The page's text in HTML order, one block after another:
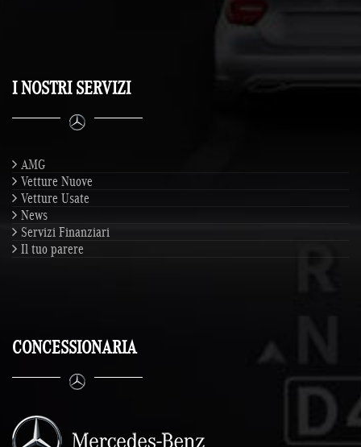
I NOSTRI SERVIZI
AMG
Vetture Nuove
Vetture Usate
News
Servizi Finanziari
Il tuo parere
CONCESSIONARIA